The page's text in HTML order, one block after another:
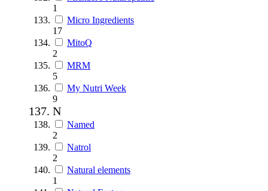
1
Micro Ingredients
17
MitoQ
2
MRM
5
My Nutri Week
9
N
Named
2
Natrol
2
Natural elements
1